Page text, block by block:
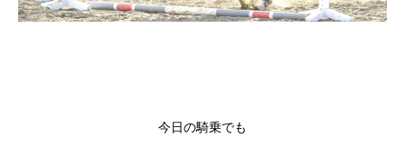
今日の騎乗でも